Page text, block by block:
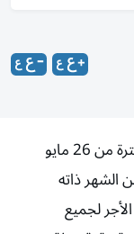
أعلنت وزارة الموارد البشرية والتوطين أن الفترة من 26 مايو
ولغاية 29 مايو من الشهر ذاته
لجميع